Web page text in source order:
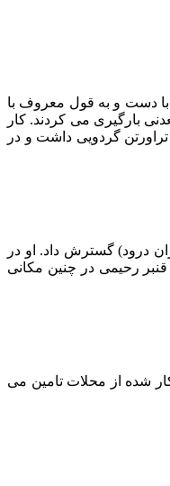
موقع با دست و به قول معروف با
بارگیری می کردند. کار
گردویی داشت و در
درود) گسترش داد. او در
رحیمی در چنین مکانی
شده از محلات تامین می